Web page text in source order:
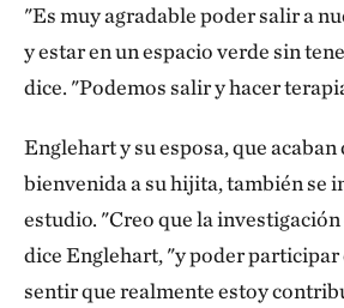
Sin duda ha sido un cambio
de vegetación, pero ¿le
Nos sorprendió muchísimo. En
sentí increíblemente orgulloso de
investigación resistiera todos los
podrían haberla desviado de su
"Es muy agradable poder salir a
y estar en un espacio verde sin
dice. "Podemos salir y hacer
Englehart y su esposa, que acaban
bienvenida a su hijita, también se
estudio. "Creo que la
dice Englehart, "y poder participar
sentir que realmente estoy